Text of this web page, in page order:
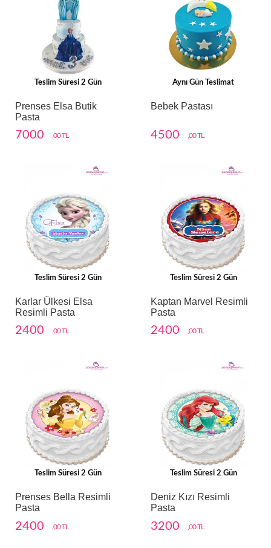
Teslim Süresi 2 Gün
Prenses Elsa Butik
Pasta
7000 ,00 TL
Aynı Gün Teslimat
Bebek Pastası
4500 ,00 TL
Teslim Süresi 2 Gün
Karlar Ülkesi Elsa
Resimli Pasta
2400 ,00 TL
Teslim Süresi 2 Gün
Kaptan Marvel Resimli
Pasta
2400 ,00 TL
Teslim Süresi 2 Gün
Prenses Bella Resimli
Pasta
2400 ,00 TL
Teslim Süresi 2 Gün
Deniz Kızı Resimli
Pasta
3200 ,00 TL